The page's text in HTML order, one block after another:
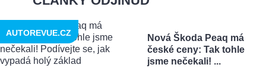
Nová Škoda Peaq má
české ceny: Tak tohle
jsme nečekali! ...
AUTOREVUE.CZ